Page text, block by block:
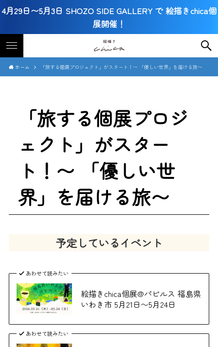
4月29日〜5月3日 SHOZO SIDE GALLERY で 絵描きchica個
展開催！
ホーム 「旅する個展プロジェクト」がスタート！〜 「優しい世界」を届ける旅〜
「旅する個展プロジ
ェクト」がスター
ト！〜 「優しい世
界」を届ける旅〜
予定しているイベント
あわせて読みたい
絵描きchica個展@パピルス 福島県
いわき市 5月21日〜5月24日
あわせて読みたい